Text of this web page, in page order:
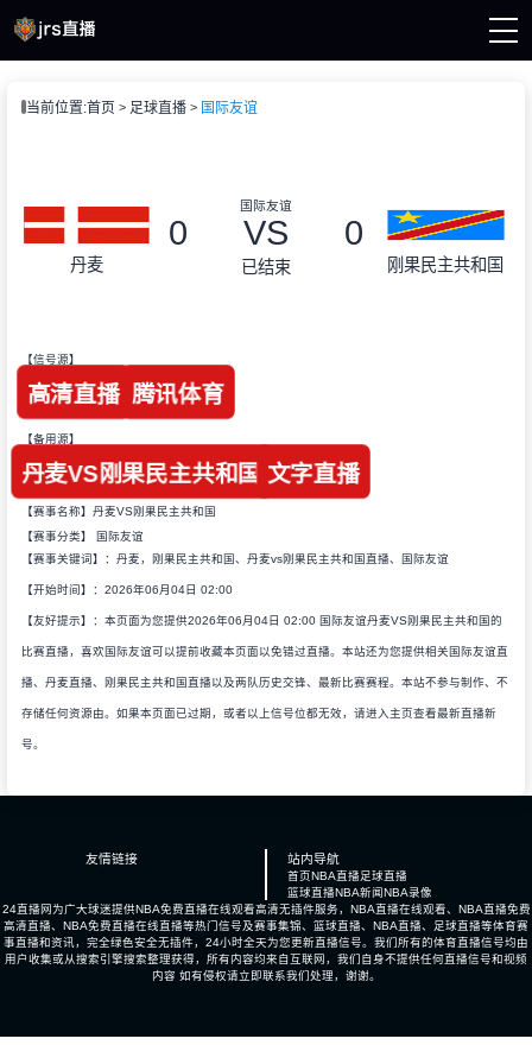
播
像
当前位置:首页 足球直播 国际友谊
丹麦
国际友谊
0 VS 0
已结束 刚果民主共和国
【信号源】
高清直播 腾讯体育
【备用源】
丹麦VS刚果民主共和国 文字直播
【赛事名称】丹麦VS刚果民主共和国
【赛事分类】 国际友谊
【赛事关键词】：丹麦，刚果民主共和国、丹麦vs刚果民主共和国直播、国际友谊
【开始时间】：2026年06月04日 02:00
【友好提示】：本页面为您提供2026年06月04日 02:00 国际友谊丹麦VS刚果民主共和国的
比赛直播，喜欢国际友谊可以提前收藏本页面以免错过直播。本站还为您提供相关国际友谊直
播、丹麦直播、刚果民主共和国直播以及两队历史交锋、最新比赛赛程。本站不参与制作、不
存储任何资源由。如果本页面已过期，或者以上信号位都无效，请进入主页查看最新直播新
号。
友情链接 站内导航
首页NBA直播足球直播
篮球直播NBA新闻NBA录像
24直播网为广大球迷提供NBA免费直播在线观看高清无插件服务，NBA直播在线观看、NBA直播免费
高清直播、NBA免费直播在线直播等热门信号及赛事集锦、篮球直播、NBA直播、足球直播等体育赛
事直播和资讯，完全绿色安全无插件，24小时全天为您更新直播信号。我们所有的体育直播信号均由
用户收集或从搜索引擎搜索整理获得，所有内容均来自互联网，我们自身不提供任何直播信号和视频
内容 如有侵权请立即联系我们处理，谢谢。